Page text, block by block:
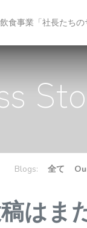
飲食事業「社長たちの
Blogs: 全て
はま